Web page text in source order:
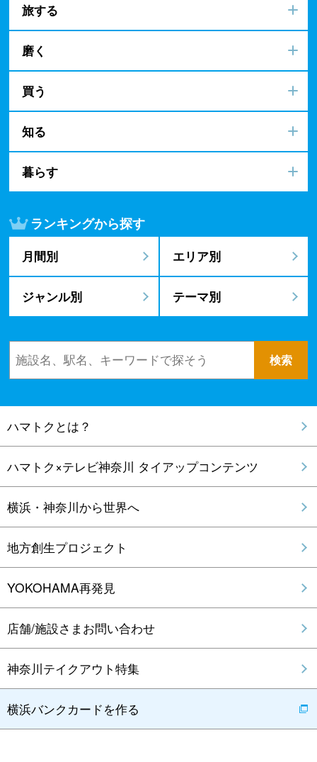
旅する
磨く
買う
知る
暮らす
ランキングから探す
月間別 エリア別
ジャンル別 テーマ別
ハマトクとは？
ハマトク×テレビ神奈川 タイアップコンテンツ
横浜・神奈川から世界へ
地方創生プロジェクト
YOKOHAMA再発見
店舗/施設さまお問い合わせ
神奈川テイクアウト特集
横浜バンクカードを作る